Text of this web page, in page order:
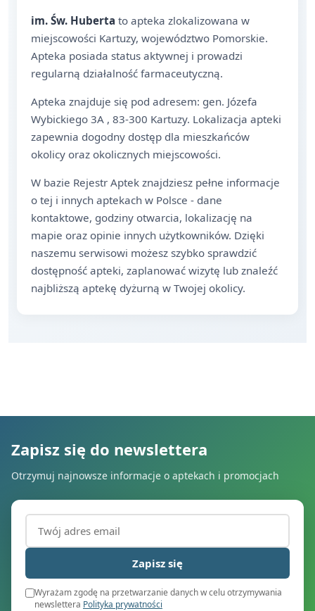
im. Św. Huberta to apteka zlokalizowana w
miejscowości Kartuzy, województwo Pomorskie.
Apteka posiada status aktywnej i prowadzi
regularną działalność farmaceutyczną.
Apteka znajduje się pod adresem: gen. Józefa
Wybickiego 3A , 83-300 Kartuzy. Lokalizacja apteki
zapewnia dogodny dostęp dla mieszkańców
okolicy oraz okolicznych miejscowości.
W bazie Rejestr Aptek znajdziesz pełne informacje
o tej i innych aptekach w Polsce - dane
kontaktowe, godziny otwarcia, lokalizację na
mapie oraz opinie innych użytkowników. Dzięki
naszemu serwisowi możesz szybko sprawdzić
dostępność apteki, zaplanować wizytę lub znaleźć
najbliższą aptekę dyżurną w Twojej okolicy.
Zapisz się do newslettera
Otrzymuj najnowsze informacje o aptekach i promocjach
Adres email (wymagany)
Zapisz się
Wyrażam zgodę na przetwarzanie danych w celu otrzymywania
newslettera Polityka prywatności